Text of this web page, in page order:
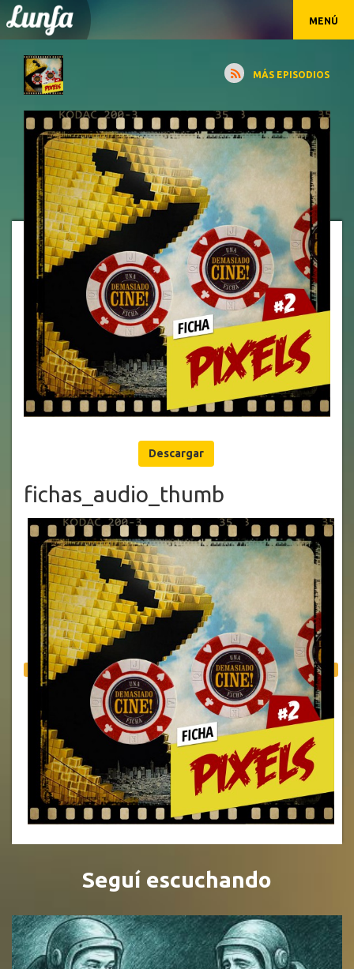
MENÚ
MÁS EPISODIOS
Descargar
fichas_audio_thumb
Seguí escuchando